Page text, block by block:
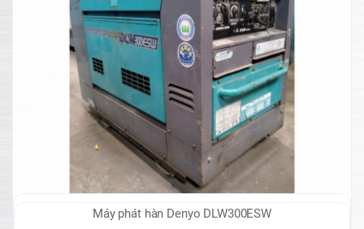
Máy phát hàn Denyo DLW300ESW